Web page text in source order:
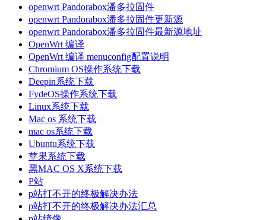
openwrt Pandorabox潘多拉固件
openwrt Pandorabox潘多拉固件更新源
openwrt Pandorabox潘多拉固件最新源地址
OpenWrt 编译
OpenWrt 编译 menuconfig配置说明
Chromium OS操作系统下载
Deepin系统下载
FydeOS操作系统下载
Linux系统下载
Mac os 系统下载
mac os系统下载
Ubuntu系统下载
苹果系统下载
黑MAC OS X系统下载
P站
p站打不开的终极解决办法
p站打不开的终极解决办法汇总